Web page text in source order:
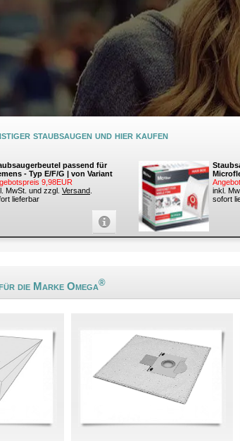
staubsaugen und hier kaufen
passend für
- Typ E/F/G | von Variant
9,98EUR
MwSt. und zzgl. Versand
lieferbar
inkl.
sofort
die Marke Omega®